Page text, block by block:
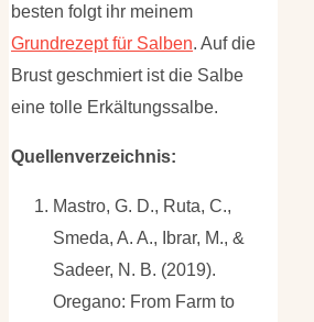
besten folgt ihr meinem
Grundrezept für Salben. Auf die
Brust geschmiert ist die Salbe
eine tolle Erkältungssalbe.
Quellenverzeichnis:
Mastro, G. D., Ruta, C.,
Smeda, A. A., Ibrar, M., &
Sadeer, N. B. (2019).
Oregano: From Farm to